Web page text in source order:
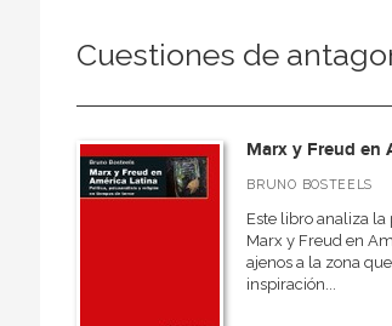
Cuestiones de
Marx y Freud en
BRUNO BOSTEELS
Este libro analiza
Marx y Freud en
ajenos a la zona
inspiración...